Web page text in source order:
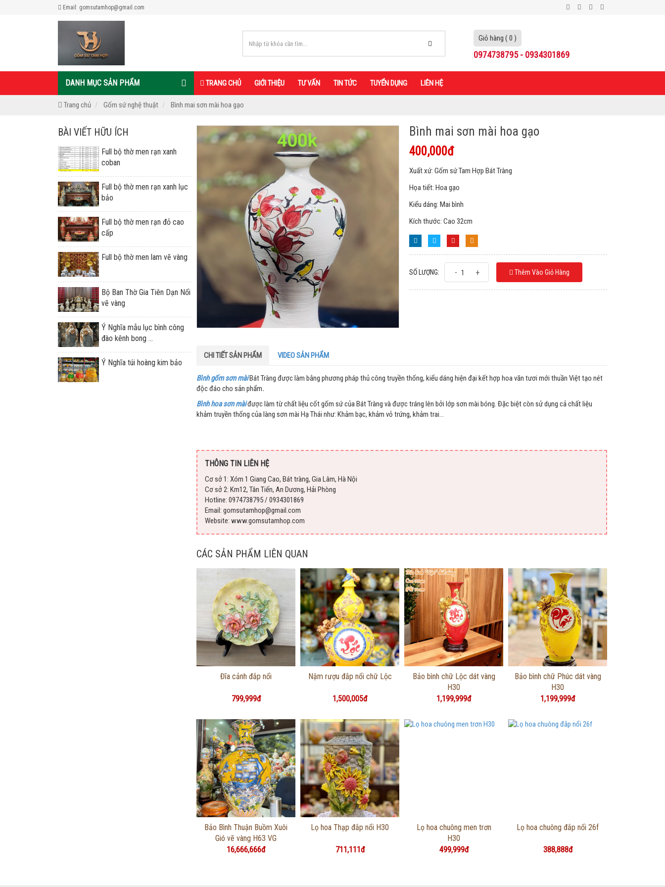
Email: gomsutamhop@gmail.com
Giỏ hàng ( 0 )
0974738795 - 0934301869
DANH MỤC SẢN PHẨM TRANG CHỦ GIỚI THIỆU TƯ VẤN TIN TỨC TUYỂN DỤNG LIÊN HỆ
Trang chủ Gốm sứ nghệ thuật Bình mai sơn mài hoa gạo
BÀI VIẾT HỮU ÍCH
Full bộ thờ men rạn xanh
coban
Full bộ thờ men rạn xanh lục
bảo
Full bộ thờ men rạn đỏ cao
cấp
Full bộ thờ men lam vẽ vàng
Bộ Ban Thờ Gia Tiên Dạn Nổi
vẽ vàng
Ý Nghĩa mẫu lục bình công
đào kênh bong ...
Ý Nghĩa túi hoàng kim bảo
Bình mai sơn mài hoa gạo
400,000đ
Xuất xứ: Gốm sứ Tam Hợp Bát Tràng
Họa tiết: Hoa gạo
Kiểu dáng: Mai bình
Kích thước: Cao 32cm
SỐ LƯỢNG: - + Thêm Vào Giỏ Hàng
CHI TIẾT SẢN PHẨM VIDEO SẢN PHẨM
Bình gốm sơn màiBát Tràng được làm bằng phương pháp thủ công truyền thống, kiểu dáng hiện đại kết hợp hoa văn tươi mới thuần Việt tạo nét
độc đáo cho sản phẩm.
Bình hoa sơn màiđược làm từ chất liệu cốt gốm sứ của Bát Tràng và được tráng lên bởi lớp sơn mài bóng. Đặc biệt còn sử dụng cả chất liệu
khảm truyền thống của làng sơn mài Hạ Thái như: Khảm bạc, khảm vỏ trứng, khảm trai…
THÔNG TIN LIÊN HỆ
Cơ sở 1: Xóm 1 Giang Cao, Bát tràng, Gia Lâm, Hà Nội
Cơ sở 2: Km12, Tân Tiến, An Dương, Hải Phòng
Hotline: 0974738795 / 0934301869
Email: gomsutamhop@gmail.com
Website: www.gomsutamhop.com
CÁC SẢN PHẨM LIÊN QUAN
Thông tin chi tiết
Đĩa cảnh đắp nổi
799,999đ
Thông tin chi tiết
Nậm rượu đắp nổi chữ Lộc
1,500,005đ
Thông tin chi tiết
Bảo bình chữ Lộc dát vàng
H30
1,199,999đ
Thông tin chi tiết
Bảo bình chữ Phúc dát vàng
H30
1,199,999đ
Thông tin chi tiết
Bảo Bình Thuận Buồm Xuôi
Gió vẽ vàng H63 VG
16,666,666đ
Thông tin chi tiết
Lọ hoa Thạp đắp nổi H30
711,111đ
Thông tin chi tiết
Lọ hoa chuông men trơn
H30
499,999đ
Thông tin chi tiết
Lọ hoa chuông đắp nổi 26f
388,888đ